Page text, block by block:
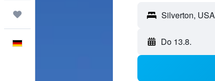
Silverton, USA
Do 13.8.